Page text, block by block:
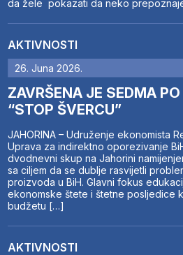
da žele pokazati da neko
AKTIVNOSTI
26. Juna 2026.
ZAVRŠENA JE SEDMA
“STOP ŠVERCU”
JAHORINA – Udruženje ekonomista
Uprava za indirektno oporezivanje
dvodnevni skup na Jahorini
sa ciljem da se dublje rasvijetli
proizvoda u BiH. Glavni fokus
ekonomske štete i štetne posljedice
budžetu […]
AKTIVNOSTI